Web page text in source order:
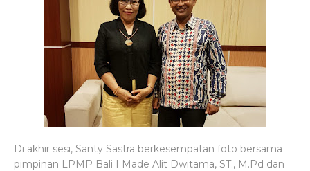
Di akhir sesi, Santy Sastra berkesempatan foto bersama
pimpinan LPMP Bali I Made Alit Dwitama, ST., M.Pd dan